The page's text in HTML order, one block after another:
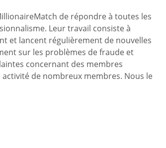
de répondre à toutes les
Leur travail consiste à
et lancent régulièrement de nouvelles
sur les problèmes de fraude et
concernant des membres
de nombreux membres. Nous le